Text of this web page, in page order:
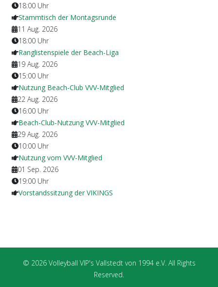
18:00 Uhr
Stammtisch der Montagsrunde
11 Aug. 2026
18:00 Uhr
Ranglistenspiele der Beach-Liga
19 Aug. 2026
15:00 Uhr
Nutzung Beach-Club VVV-Mitglied
22 Aug. 2026
16:00 Uhr
Beach-Club-Nutzung VVV-Mitglied
29 Aug. 2026
10:00 Uhr
Nutzung vom VVV-Mitglied
01 Sep. 2026
19:00 Uhr
Vorstandssitzung der VIKINGS
© 2026 Volleyball VIP's Vallstedt von 1994 e.V. All Rights
Reserved.